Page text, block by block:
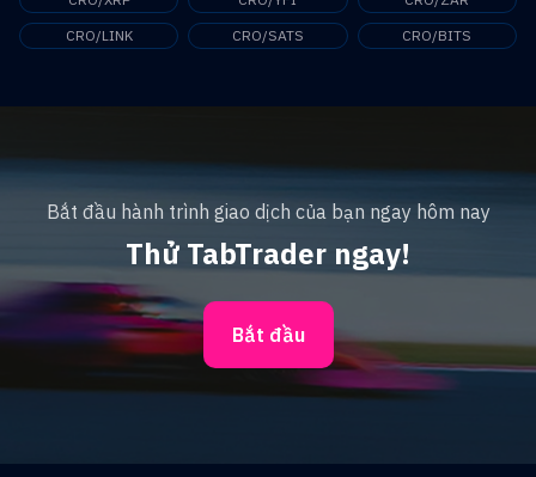
CRO/LINK
CRO/SATS CRO/BITS
Bắt đầu hành trình giao dịch của bạn ngay hôm nay
Thử TabTrader ngay!
Bắt đầu